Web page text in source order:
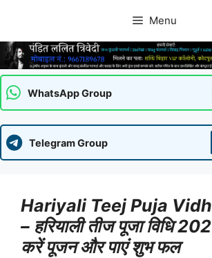
content
Menu
WhatsApp Group
Telegram Group
Hariyali Teej Puja
– हरियाली तीज पूजा विधि
करें पूजन और पाएं शुभ फल